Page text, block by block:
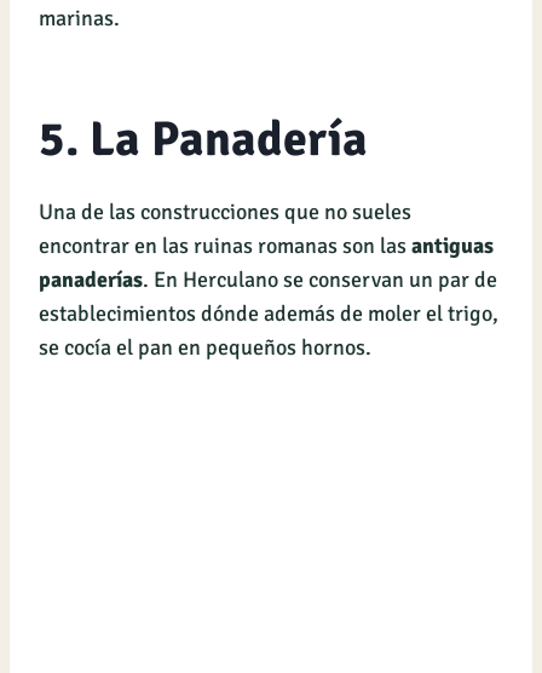
marinas.
5. La Panadería
Una de las construcciones que no sueles
encontrar en las ruinas romanas son lasantiguas
panaderías. En Herculano se conservan un par de
establecimientos dónde además de moler el trigo,
se cocía el pan en pequeños hornos.